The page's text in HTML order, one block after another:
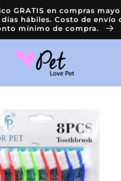
GRATIS en compras
días hábiles. Costo de envío
mínimo de compra.